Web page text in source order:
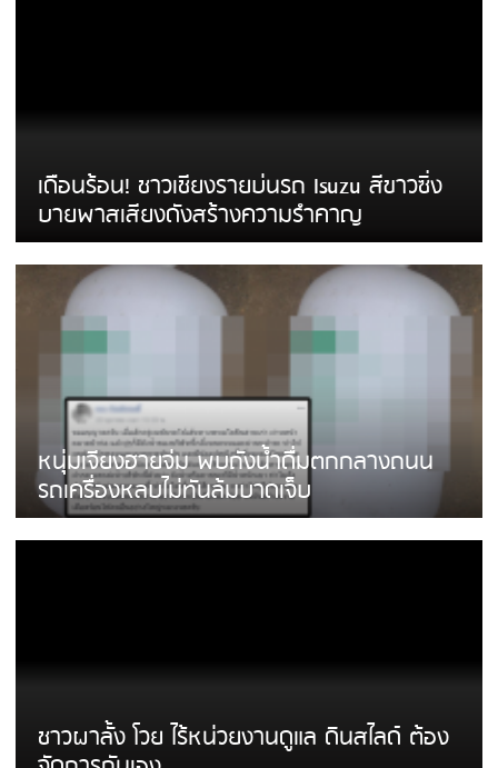
เดือนร้อน! ชาวเชียงรายบ่นรถ Isuzu สีขาวซิ่ง
บายพาสเสียงดังสร้างความรำคาญ
หนุ่มเจียงฮายจ่ม พบถังน้ำดื่มตกกลางถนน
รถเครื่องหลบไม่ทันล้มบาดเจ็บ
ชาวผาลั้ง โวย ไร้หน่วยงานดูแล ดินสไลด์ ต้อง